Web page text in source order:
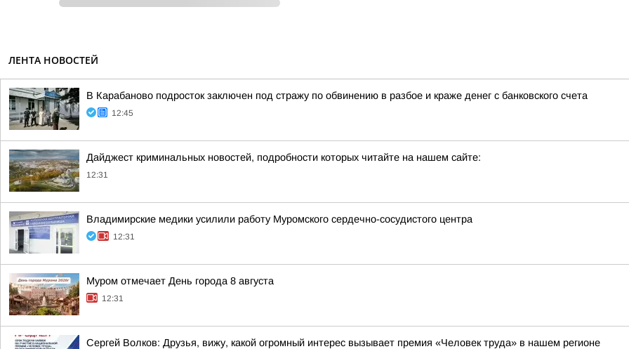
ЛЕНТА НОВОСТЕЙ
В Карабаново подросток заключен под стражу по обвинению в разбое и краже денег с банковского счета
12:45
Дайджест криминальных новостей, подробности которых читайте на нашем сайте:
12:31
Владимирские медики усилили работу Муромского сердечно-сосудистого центра
12:31
Муром отмечает День города 8 августа
12:31
Сергей Волков: Друзья, вижу, какой огромный интерес вызывает премия «Человек труда» в нашем регионе